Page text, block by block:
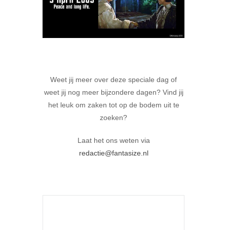
Weet jij meer over deze speciale dag of
weet jij nog meer bijzondere dagen? Vind jij
het leuk om zaken tot op de bodem uit te
zoeken?
Laat het ons weten via
redactie@fantasize.nl